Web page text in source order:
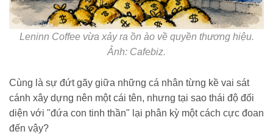
Leninn Coffee vừa xảy ra ồn ào về quyền thương hiệu.
Ảnh: Cafebiz.
Cùng là sự đứt gãy giữa những cá nhân từng kề vai sát
cánh xây dựng nên một cái tên, nhưng tại sao thái độ đối
diện với "đứa con tinh thần" lại phân kỳ một cách cực đoan
đến vậy?